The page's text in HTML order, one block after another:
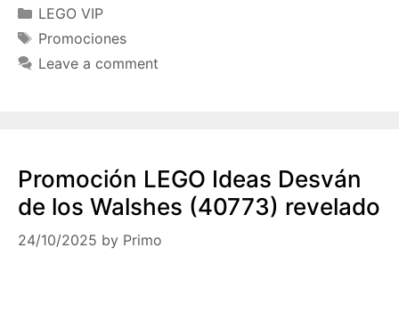
Categories
LEGO VIP
Tags
Promociones
Leave a comment
Promoción LEGO Ideas Desván
de los Walshes (40773) revelado
24/10/2025 by Primo